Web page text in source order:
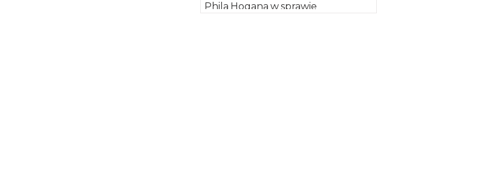
Phila Hogana w sprawie